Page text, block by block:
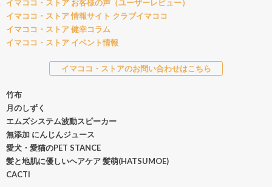
イマココ・ストア お客様の声（ユーザーレビュー）
イマココ・ストア 情報サイト クラブイマココ
イマココ・ストア 健幸コラム
イマココ・ストア イベント情報
イマココ・ストアのお問い合わせはこちら
竹布
月のしずく
エムズシステム波動スピーカー
無添加 にんじんジュース
愛犬・愛猫のPET STANCE
髪と地肌に優しいヘアケア 髪萌(HATSUMOE)
CACTI